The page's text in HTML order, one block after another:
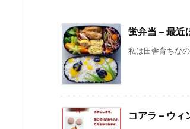
蛍弁当 – 最近
私は田舎育ちな
コアラ – ウィ